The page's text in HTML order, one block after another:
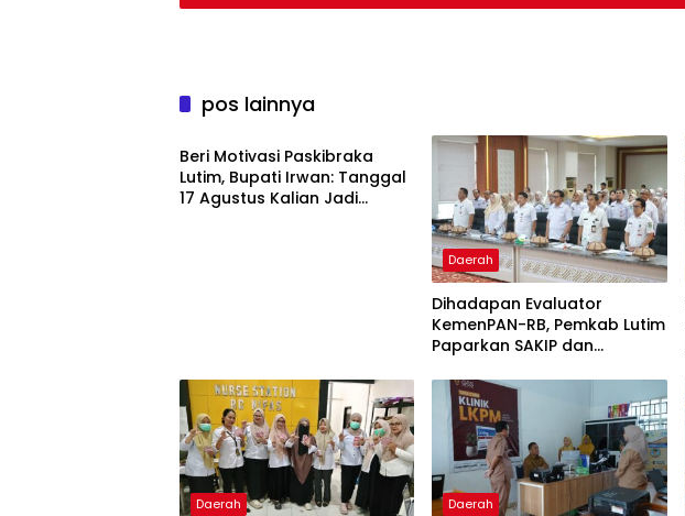
pos lainnya
Daerah
Beri Motivasi Paskibraka
Lutim, Bupati Irwan: Tanggal
17 Agustus Kalian Jadi
Daerah
Dihadapan Evaluator
KemenPAN-RB, Pemkab Lutim
Paparkan SAKIP dan
Daerah Daerah